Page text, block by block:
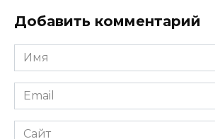
Добавить комментарий
Имя
*
Email
*
Сайт